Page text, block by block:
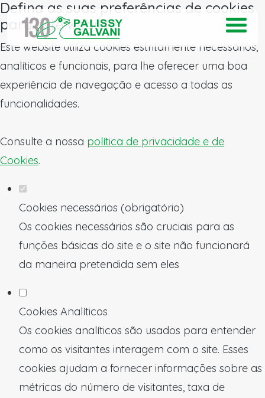
Defina as suas preferências de cookies
para este website.
Este website utiliza cookies estritamente necessários,
analíticos e funcionais, para lhe oferecer uma boa
experiência de navegação e acesso a todas as
funcionalidades.
Consulte a nossa política de privacidade e de
Cookies.
Cookies necessários (obrigatório)
Os cookies necessários são cruciais para as
funções básicas do site e o site não funcionará
da maneira pretendida sem eles
Cookies Analíticos
Os cookies analíticos são usados para entender
como os visitantes interagem com o site. Esses
cookies ajudam a fornecer informações sobre as
métricas do número de visitantes, taxa de